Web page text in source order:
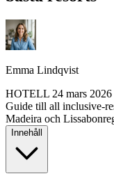
Emma Lindqvist
HOTELL 24 mars 2026
Guide till all inclusive-
Madeira och
Innehåll